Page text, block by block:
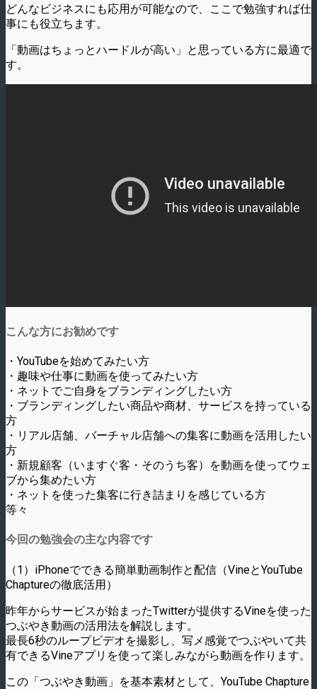
どんなビジネスにも応用が可能なので、ここで勉強すれば仕
事にも役立ちます。
「動画はちょっとハードルが高い」と思っている方に最適で
す。
こんな方にお勧めです
・YouTubeを始めてみたい方
・趣味や仕事に動画を使ってみたい方
・ネットでご自身をブランディングしたい方
・ブランディングしたい商品や商材、サービスを持っている
方
・リアル店舗、バーチャル店舗への集客に動画を活用したい
方
・新規顧客（いますぐ客・そのうち客）を動画を使ってウェ
ブから集めたい方
・ネットを使った集客に行き詰まりを感じている方
等々
今回の勉強会の主な内容です
（1）iPhoneでできる簡単動画制作と配信（VineとYouTube
Chaptureの徹底活用）
昨年からサービスが始まったTwitterが提供するVineを使った
つぶやき動画の活用法を解説します。
最長6秒のループビデオを撮影し、写メ感覚でつぶやいて共
有できるVineアプリを使って楽しみながら動画を作ります。
この「つぶやき動画」を基本素材として、YouTube Chapture